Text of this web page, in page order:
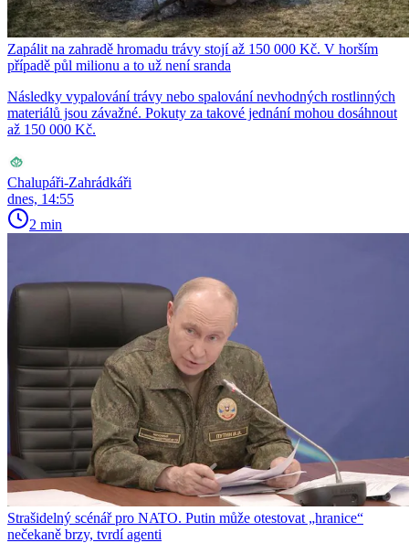
Zapálit na zahradě hromadu trávy stojí až 150 000 Kč. V horším
případě půl milionu a to už není sranda
Následky vypalování trávy nebo spalování nevhodných rostlinných
materiálů jsou závažné. Pokuty za takové jednání mohou dosáhnout
až 150 000 Kč.
Chalupáři-Zahrádkáři
dnes, 14:55
2 min
Strašidelný scénář pro NATO. Putin může otestovat „hranice“
nečekaně brzy, tvrdí agenti